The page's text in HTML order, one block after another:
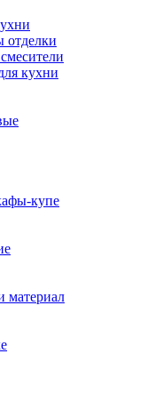
отделки
кухни
купе
материал